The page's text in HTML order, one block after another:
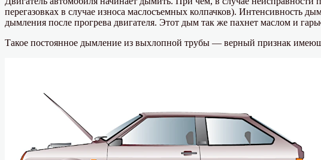
перегазовках в случае износа маслосъемных колпачков). Интенсивность
дымления после прогрева двигателя. Этот дым так же пахнет маслом и
Такое постоянное дымление из выхлопной трубы — верный признак